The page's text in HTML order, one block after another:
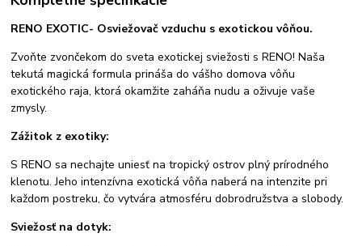
RENO EXOTIC- Osviežovač vzduchu s exotickou vôňou.
Zvoňte zvončekom do sveta exotickej sviežosti s RENO! Naša
tekutá magická formula prináša do vášho domova vôňu
exotického raja, ktorá okamžite zaháňa nudu a oživuje vaše
zmysly.
Zážitok z exotiky:
S RENO sa nechajte uniesť na tropický ostrov plný prírodného
klenotu. Jeho intenzívna exotická vôňa naberá na intenzite pri
každom postreku, čo vytvára atmosféru dobrodružstva a slobody.
Sviežosť na dotyk: